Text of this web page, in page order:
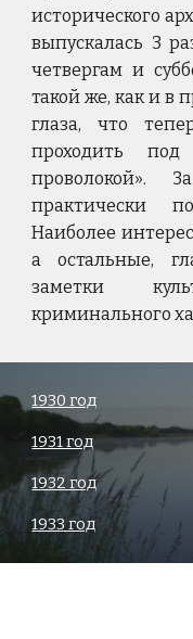
исторического а
выпускалась 3
четвергам и
такой же, как и в
глаза, что
проходить
проволокой».
практически
Наиболее
а остальные,
заметки
криминального
1930 год
1931 год
1932 год
1933 год